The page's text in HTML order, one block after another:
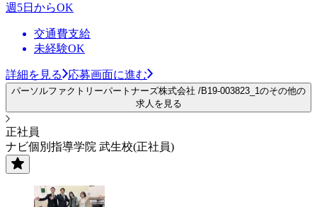
週5日からOK
交通費支給
未経験OK
詳細を見る 応募画面に進む
パーソルファクトリーパートナーズ株式会社 /B19-003823_1のその他の
求人を見る
正社員
ナビ個別指導学院 武生校(正社員)